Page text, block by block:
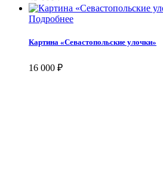
Подробнее
Картина «Севастопольские улочки»
16 000 ₽